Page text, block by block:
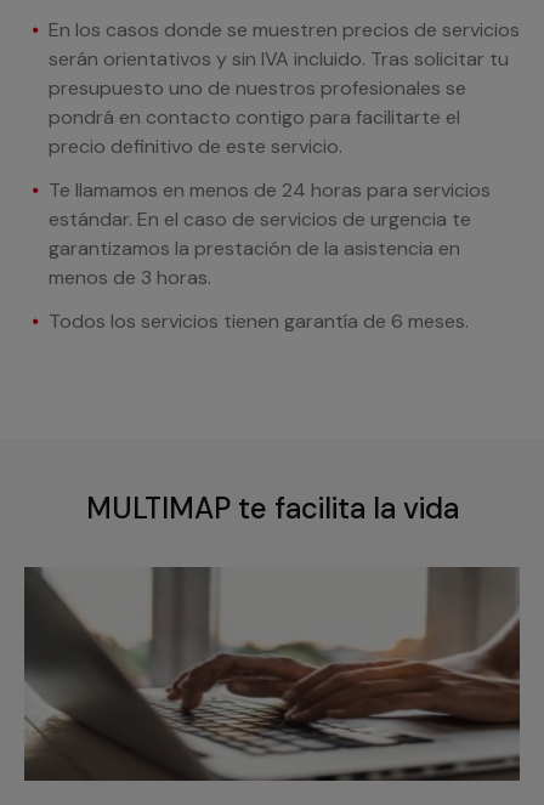
En los casos donde se muestren precios de servicios
serán orientativos y sin IVA incluido. Tras solicitar tu
presupuesto uno de nuestros profesionales se
pondrá en contacto contigo para facilitarte el
precio definitivo de este servicio.
Te llamamos en menos de 24 horas para servicios
estándar. En el caso de servicios de urgencia te
garantizamos la prestación de la asistencia en
menos de 3 horas.
Todos los servicios tienen garantía de 6 meses.
MULTIMAP te facilita la vida